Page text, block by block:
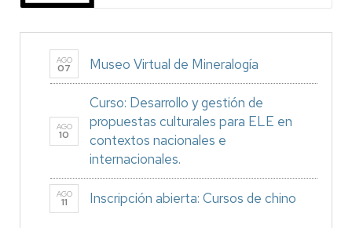
AGO
07 Museo Virtual de Mineralogía
AGO
10
Curso: Desarrollo y gestión de
propuestas culturales para ELE en
contextos nacionales e
internacionales.
AGO
11 Inscripción abierta: Cursos de chino